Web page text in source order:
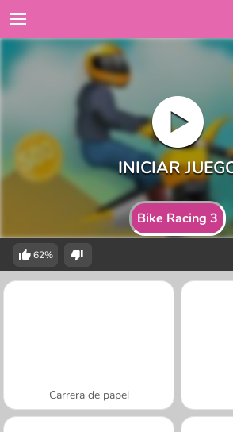
Bike Racing 3
62%
Carrera de papel